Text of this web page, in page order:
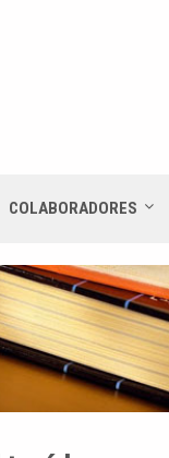
COLABORADORES